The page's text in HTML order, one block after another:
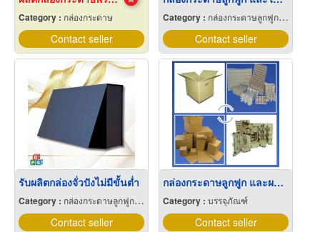
Category : กล่องกระดาษ
Contact seller
Category : กล่องกระดาษลูกฟูกและไฟเบอร์
Contact seller
รับผลิตกล่องจั่วปังไม่มีขั้นต่ำ
Category : กล่องกระดาษลูกฟูกและไฟเบอร์
Contact seller
กล่องกระดาษลูกฟูก และผลิตภัณฑ์จากเยื่อกระดาษ
Category :บรรจุภัณฑ์
Contact seller